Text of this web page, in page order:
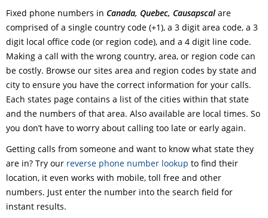
Fixed phone numbers in Canada, Quebec, Causapscal are
comprised of a single country code (+1), a 3 digit area code, a 3
digit local office code (or region code), and a 4 digit line code.
Making a call with the wrong country, area, or region code can
be costly. Browse our sites area and region codes by state and
city to ensure you have the correct information for your calls.
Each states page contains a list of the cities within that state
and the numbers of that area. Also available are local times. So
you don’t have to worry about calling too late or early again.
Getting calls from someone and want to know what state they
are in? Try our reverse phone number lookup to find their
location, it even works with mobile, toll free and other
numbers. Just enter the number into the search field for
instant results.